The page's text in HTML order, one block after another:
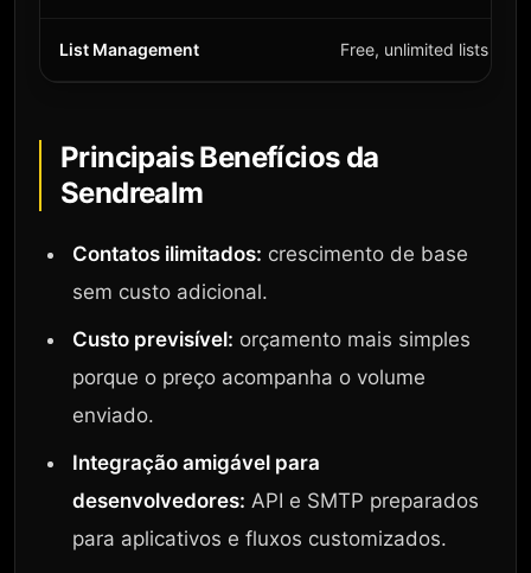
List Management Free, unlimited lists
Principais Benefícios da
Sendrealm
Contatos ilimitados: crescimento de base
sem custo adicional.
Custo previsível: orçamento mais simples
porque o preço acompanha o volume
enviado.
Integração amigável para
desenvolvedores: API e SMTP preparados
para aplicativos e fluxos customizados.